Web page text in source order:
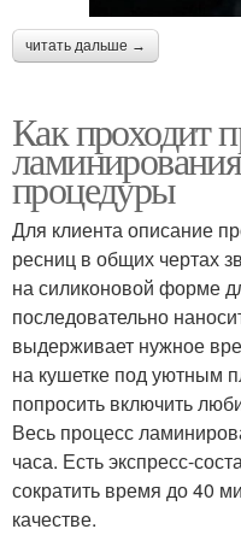
читать дальше →
Как проходит
процедуры
Для клиента описание
ресниц в общих чертах
на силиконовой форме
последовательно
выдерживает нужное
на кушетке под уютным
попросить включить
Весь процесс
часа. Есть экспресс-
сократить время до 40
качестве.